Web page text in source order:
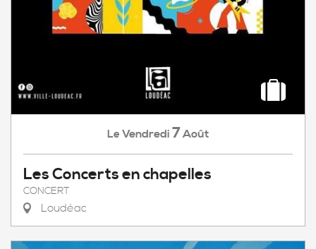
Le Vendredi 7Août
Les Concerts en chapelles
CONCERT
Loudéac